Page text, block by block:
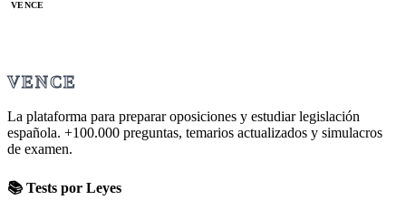
VENCE
VENCE
La plataforma para preparar oposiciones y estudiar legislación
española. +100.000 preguntas, temarios actualizados y simulacros
de examen.
📚 Tests por Leyes